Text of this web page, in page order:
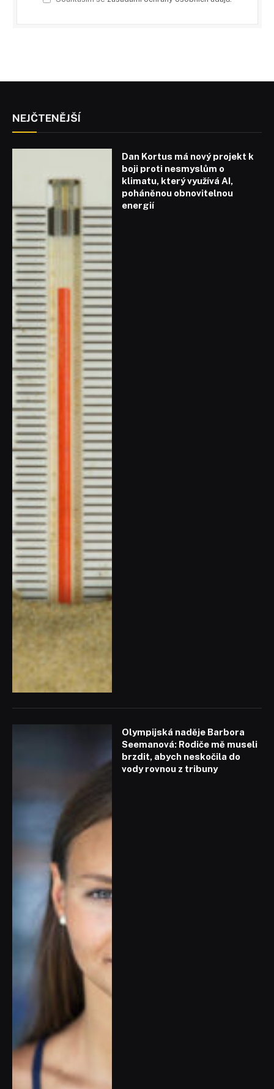
NEJČTENĚJŠÍ
Dan Kortus má nový projekt k
boji proti nesmyslům o
klimatu, který využívá AI,
poháněnou obnovitelnou
energií
Olympijská naděje Barbora
Seemanová: Rodiče mě museli
brzdit, abych neskočila do
vody rovnou z tribuny